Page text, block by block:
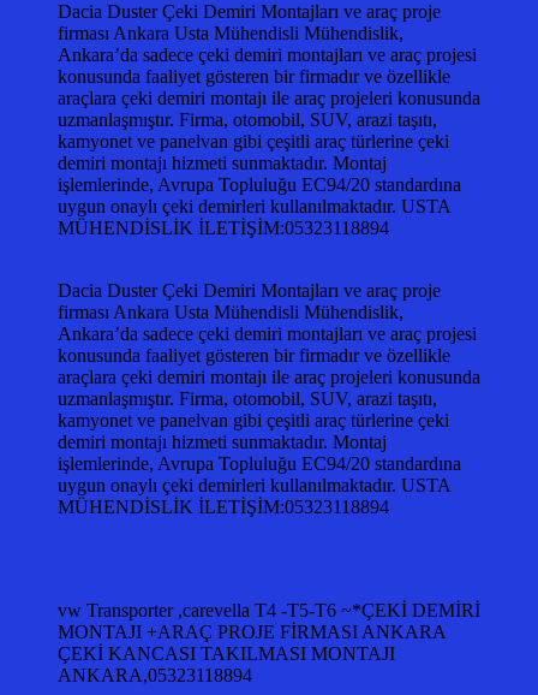
Dacia Duster Çeki Demiri Montajları ve araç proje
firması Ankara Usta Mühendisli Mühendislik,
Ankara’da sadece çeki demiri montajları ve araç projesi
konusunda faaliyet gösteren bir firmadır ve özellikle
araçlara çeki demiri montajı ile araç projeleri konusunda
uzmanlaşmıştır. Firma, otomobil, SUV, arazi taşıtı,
kamyonet ve panelvan gibi çeşitli araç türlerine çeki
demiri montajı hizmeti sunmaktadır. Montaj
işlemlerinde, Avrupa Topluluğu EC94/20 standardına
uygun onaylı çeki demirleri kullanılmaktadır. USTA
MÜHENDİSLİK İLETİŞİM:05323118894
Dacia Duster Çeki Demiri Montajları ve araç proje
firması Ankara Usta Mühendisli Mühendislik,
Ankara’da sadece çeki demiri montajları ve araç projesi
konusunda faaliyet gösteren bir firmadır ve özellikle
araçlara çeki demiri montajı ile araç projeleri konusunda
uzmanlaşmıştır. Firma, otomobil, SUV, arazi taşıtı,
kamyonet ve panelvan gibi çeşitli araç türlerine çeki
demiri montajı hizmeti sunmaktadır. Montaj
işlemlerinde, Avrupa Topluluğu EC94/20 standardına
uygun onaylı çeki demirleri kullanılmaktadır. USTA
MÜHENDİSLİK İLETİŞİM:05323118894
vw Transporter ,carevella T4 -T5-T6 ~*ÇEKİ DEMİRİ
MONTAJI +ARAÇ PROJE FİRMASI ANKARA
ÇEKİ KANCASI TAKILMASI MONTAJI
ANKARA,05323118894